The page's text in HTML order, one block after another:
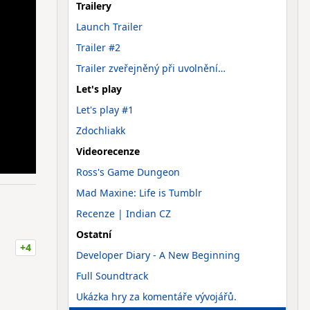
+4
Trailery
Launch Trailer
Trailer #2
Trailer zveřejněný při uvolnění…
Let's play
Let's play #1
Zdochliakk
Videorecenze
Ross's Game Dungeon
Mad Maxine: Life is Tumblr
Recenze | Indian CZ
Ostatní
Developer Diary - A New Beginning
Full Soundtrack
Ukázka hry za komentáře vývojářů.